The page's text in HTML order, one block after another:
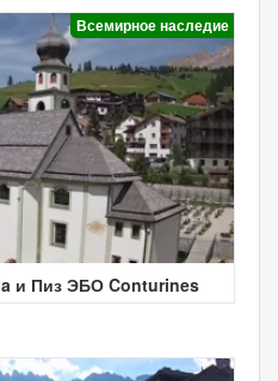
Всемирное наследие
и Пиз ЭБО Conturines